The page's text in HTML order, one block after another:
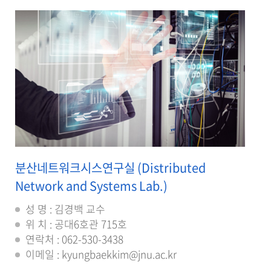
분산네트워크시스연구실 (Distributed
Network and Systems Lab.)
성 명 : 김경백 교수
위 치 : 공대6호관 715호
연락처 : 062-530-3438
이메일 : kyungbaekkim@jnu.ac.kr